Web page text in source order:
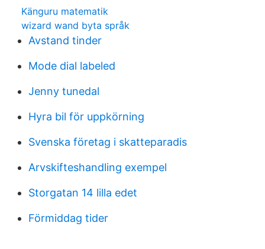
Känguru matematik
wizard wand byta språk
Avstand tinder
Mode dial labeled
Jenny tunedal
Hyra bil för uppkörning
Svenska företag i skatteparadis
Arvskifteshandling exempel
Storgatan 14 lilla edet
Förmiddag tider